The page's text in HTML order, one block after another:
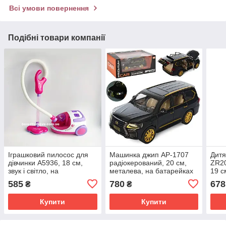
Всі умови повернення
Подібні товари компанії
Іграшковий пилосос для
дівчинки A5936, 18 см,
звук і світло, на
585 ₴
Купити
Машинка джип АР-1707
радіокерований, 20 см,
металева, на батарейках
780₴
Купити
19
678